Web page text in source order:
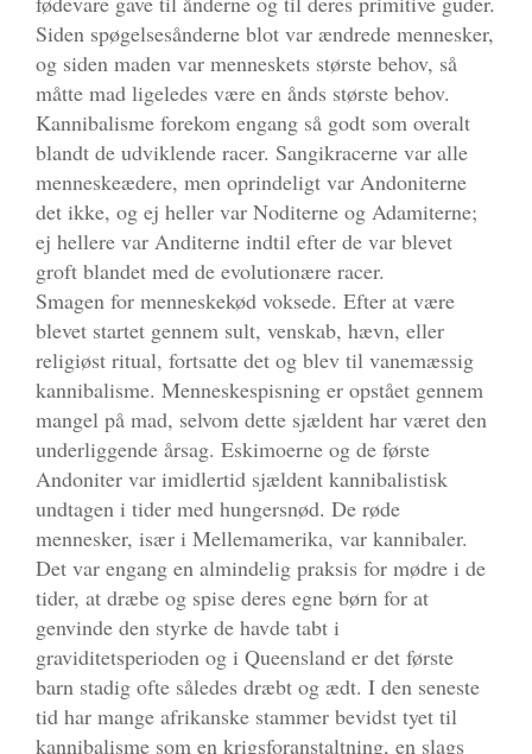
Siden spøgelsesånderne blot var ændrede mennesker,
og siden maden var menneskets største behov, så
måtte mad ligeledes være en ånds største behov.
Kannibalisme forekom engang så godt som overalt
blandt de udviklende racer. Sangikracerne var alle
menneskeædere, men oprindeligt var Andoniterne
det ikke, og ej heller var Noditerne og Adamiterne;
ej hellere var Anditerne indtil efter de var blevet
groft blandet med de evolutionære racer.
Smagen for menneskekød voksede. Efter at være
blevet startet gennem sult, venskab, hævn, eller
religiøst ritual, fortsatte det og blev til vanemæssig
kannibalisme. Menneskespisning er opstået gennem
mangel på mad, selvom dette sjældent har været den
underliggende årsag. Eskimoerne og de første
Andoniter var imidlertid sjældent kannibalistisk
undtagen i tider med hungersnød. De røde
mennesker, især i Mellemamerika, var kannibaler.
Det var engang en almindelig praksis for mødre i de
tider, at dræbe og spise deres egne børn for at
genvinde den styrke de havde tabt i
graviditetsperioden og i Queensland er det første
barn stadig ofte således dræbt og ædt. I den seneste
tid har mange afrikanske stammer bevidst tyet til
kannibalisme som en krigsforanstaltning, en slags